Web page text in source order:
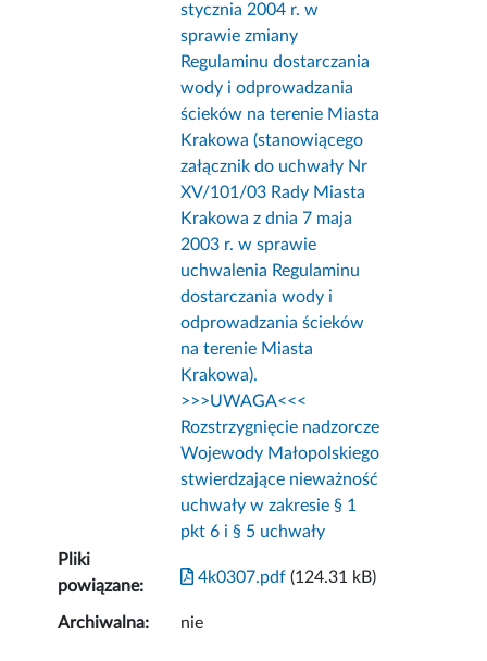
stycznia 2004 r. w
sprawie zmiany
Regulaminu dostarczania
wody i odprowadzania
ścieków na terenie Miasta
Krakowa (stanowiącego
załącznik do uchwały Nr
XV/101/03 Rady Miasta
Krakowa z dnia 7 maja
2003 r. w sprawie
uchwalenia Regulaminu
dostarczania wody i
odprowadzania ścieków
na terenie Miasta
Krakowa).
>>>UWAGA<<<
Rozstrzygnięcie nadzorcze
Wojewody Małopolskiego
stwierdzające nieważność
uchwały w zakresie § 1
pkt 6 i § 5 uchwały
Pliki
powiązane:
4k0307.pdf (124.31 kB)
Archiwalna: nie